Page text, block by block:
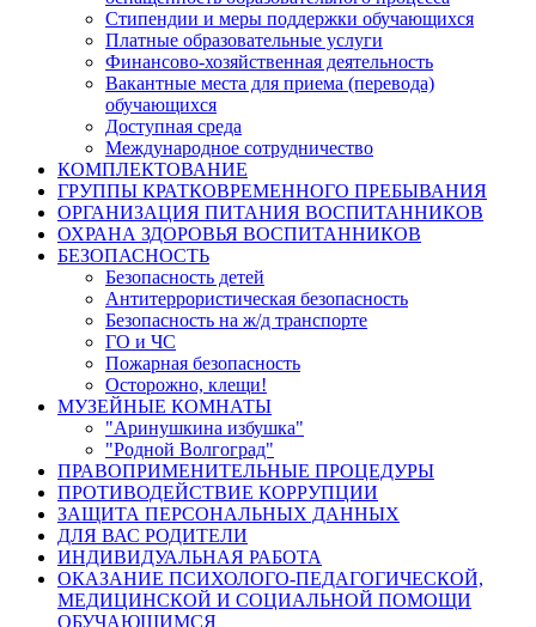
Стипендии и меры поддержки обучающихся
Платные образовательные услуги
Финансово-хозяйственная деятельность
Вакантные места для приема (перевода)
обучающихся
Доступная среда
Международное сотрудничество
КОМПЛЕКТОВАНИЕ
ГРУППЫ КРАТКОВРЕМЕННОГО ПРЕБЫВАНИЯ
ОРГАНИЗАЦИЯ ПИТАНИЯ ВОСПИТАННИКОВ
ОХРАНА ЗДОРОВЬЯ ВОСПИТАННИКОВ
БЕЗОПАСНОСТЬ
Безопасность детей
Антитеррористическая безопасность
Безопасность на ж/д транспорте
ГО и ЧС
Пожарная безопасность
Осторожно, клещи!
МУЗЕЙНЫЕ КОМНАТЫ
"Аринушкина избушка"
"Родной Волгоград"
ПРАВОПРИМЕНИТЕЛЬНЫЕ ПРОЦЕДУРЫ
ПРОТИВОДЕЙСТВИЕ КОРРУПЦИИ
ЗАЩИТА ПЕРСОНАЛЬНЫХ ДАННЫХ
ДЛЯ ВАС РОДИТЕЛИ
ИНДИВИДУАЛЬНАЯ РАБОТА
ОКАЗАНИЕ ПСИХОЛОГО-ПЕДАГОГИЧЕСКОЙ,
МЕДИЦИНСКОЙ И СОЦИАЛЬНОЙ ПОМОЩИ
ОБУЧАЮЩИМСЯ